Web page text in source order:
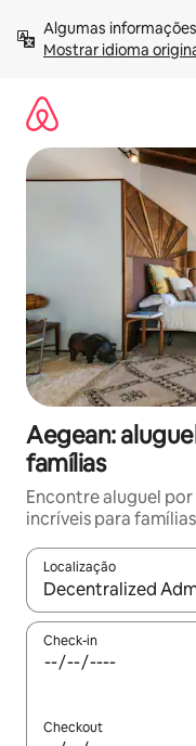
para
Mostrar idioma
Aegean:
famílias
Encontre aluguel
incríveis para
Localização
Quando os
Check-in
Checkout